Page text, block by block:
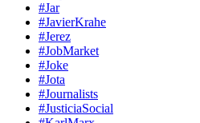
#Jar
#JavierKrahe
#Jerez
#JobMarket
#Joke
#Jota
#Journalists
#JusticiaSocial